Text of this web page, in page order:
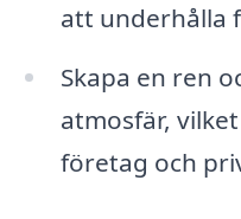
att underhålla
Skapa en ren
atmosfär,
företag och